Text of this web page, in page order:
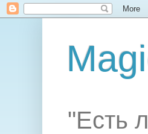
"Есть